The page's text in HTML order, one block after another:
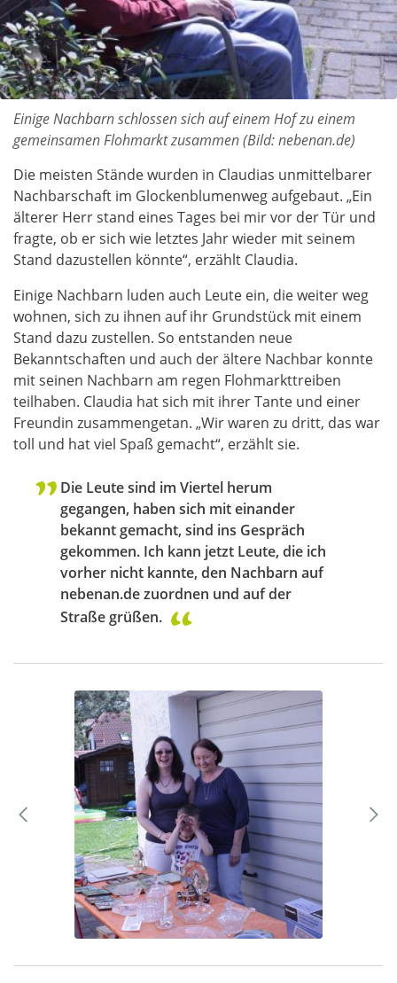
Einige Nachbarn schlossen sich auf einem Hof zu einem
gemeinsamen Flohmarkt zusammen (Bild: nebenan.de)
Die meisten Stände wurden in Claudias unmittelbarer
Nachbarschaft im Glockenblumenweg aufgebaut. „Ein
älterer Herr stand eines Tages bei mir vor der Tür und
fragte, ob er sich wie letztes Jahr wieder mit seinem
Stand dazustellen könnte“, erzählt Claudia.
Einige Nachbarn luden auch Leute ein, die weiter weg
wohnen, sich zu ihnen auf ihr Grundstück mit einem
Stand dazu zustellen. So entstanden neue
Bekanntschaften und auch der ältere Nachbar konnte
mit seinen Nachbarn am regen Flohmarkttreiben
teilhaben. Claudia hat sich mit ihrer Tante und einer
Freundin zusammengetan. „Wir waren zu dritt, das war
toll und hat viel Spaß gemacht“, erzählt sie.
Die Leute sind im Viertel herum
gegangen, haben sich mit einander
bekannt gemacht, sind ins Gespräch
gekommen. Ich kann jetzt Leute, die ich
vorher nicht kannte, den Nachbarn auf
nebenan.de zuordnen und auf der
Straße grüßen.